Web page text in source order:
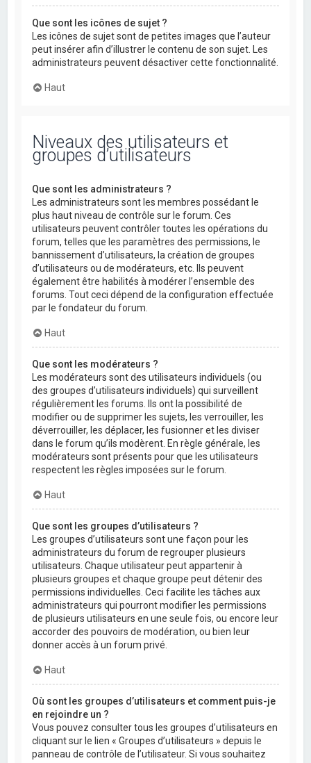
Que sont les icônes de sujet ?
Les icônes de sujet sont de petites images que l’auteur
peut insérer afin d’illustrer le contenu de son sujet. Les
administrateurs peuvent désactiver cette fonctionnalité.
Haut
Niveaux des utilisateurs et
groupes d’utilisateurs
Que sont les administrateurs ?
Les administrateurs sont les membres possédant le
plus haut niveau de contrôle sur le forum. Ces
utilisateurs peuvent contrôler toutes les opérations du
forum, telles que les paramètres des permissions, le
bannissement d’utilisateurs, la création de groupes
d’utilisateurs ou de modérateurs, etc. Ils peuvent
également être habilités à modérer l’ensemble des
forums. Tout ceci dépend de la configuration effectuée
par le fondateur du forum.
Haut
Que sont les modérateurs ?
Les modérateurs sont des utilisateurs individuels (ou
des groupes d’utilisateurs individuels) qui surveillent
régulièrement les forums. Ils ont la possibilité de
modifier ou de supprimer les sujets, les verrouiller, les
déverrouiller, les déplacer, les fusionner et les diviser
dans le forum qu’ils modèrent. En règle générale, les
modérateurs sont présents pour que les utilisateurs
respectent les règles imposées sur le forum.
Haut
Que sont les groupes d’utilisateurs ?
Les groupes d’utilisateurs sont une façon pour les
administrateurs du forum de regrouper plusieurs
utilisateurs. Chaque utilisateur peut appartenir à
plusieurs groupes et chaque groupe peut détenir des
permissions individuelles. Ceci facilite les tâches aux
administrateurs qui pourront modifier les permissions
de plusieurs utilisateurs en une seule fois, ou encore leur
accorder des pouvoirs de modération, ou bien leur
donner accès à un forum privé.
Haut
Où sont les groupes d’utilisateurs et comment puis-je
en rejoindre un ?
Vous pouvez consulter tous les groupes d’utilisateurs en
cliquant sur le lien « Groupes d’utilisateurs » depuis le
panneau de contrôle de l’utilisateur. Si vous souhaitez